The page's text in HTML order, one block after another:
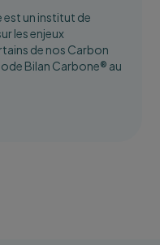
est un institut de
les enjeux
de nos Carbon
Bilan Carbone® au